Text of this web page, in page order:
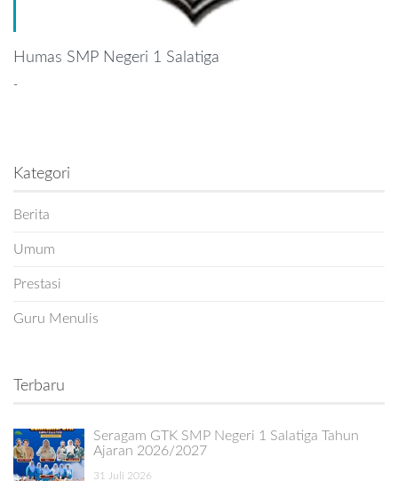
Humas SMP Negeri 1 Salatiga
-
Kategori
Berita
Umum
Prestasi
Guru Menulis
Terbaru
Seragam GTK SMP Negeri 1 Salatiga Tahun
Ajaran 2026/2027
31 Juli 2026